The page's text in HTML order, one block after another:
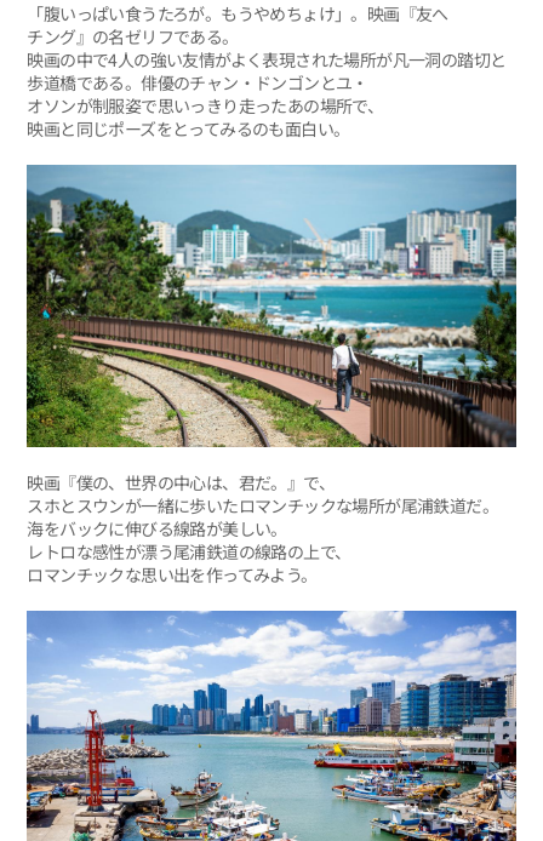
「腹いっぱい食うたろが。もうやめちょけ」。映画『友へ
チング』の名ゼリフである。
映画の中で4人の強い友情がよく表現された場所が凡一洞の踏切と
歩道橋である。俳優のチャン・ドンゴンとユ・
オソンが制服姿で思いっきり走ったあの場所で、
映画と同じポーズをとってみるのも面白い。
映画『僕の、世界の中心は、君だ。』で、
スホとスウンが一緒に歩いたロマンチックな場所が尾浦鉄道だ。
海をバックに伸びる線路が美しい。
レトロな感性が漂う尾浦鉄道の線路の上で、
ロマンチックな思い出を作ってみよう。